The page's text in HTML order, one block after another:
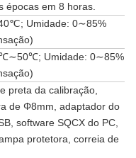
épocas em 8 horas.
Umidade: 0∼85%
Umidade: 0∼85%
preta da calibração,
de Φ8mm, adaptador do
software SQCX do PC,
protetora, correia de